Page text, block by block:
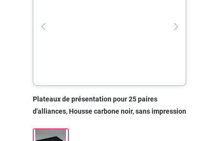
Plateaux de présentation pour 25 paires
d'alliances, Housse carbone noir, sans impression